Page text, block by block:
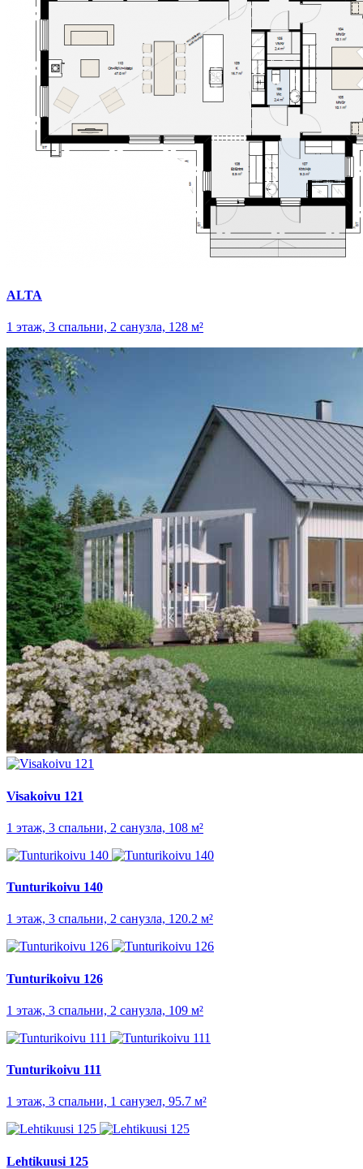
ALTA
1 этаж, 3 спальни, 2 санузла, 128 м²
Visakoivu 121
1 этаж, 3 спальни, 2 санузла, 108 м²
Tunturikoivu 140
1 этаж, 3 спальни, 2 санузла, 120.2 м²
Tunturikoivu 126
1 этаж, 3 спальни, 2 санузла, 109 м²
Tunturikoivu 111
1 этаж, 3 спальни, 1 санузел, 95.7 м²
Lehtikuusi 125